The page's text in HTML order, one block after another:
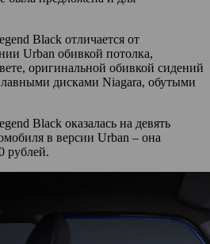
Black отличается от
Urban обивкой потолка,
оригинальной обивкой сидений
дисками Niagara, обутыми
Black оказалась на девять
в версии Urban – она
рублей.